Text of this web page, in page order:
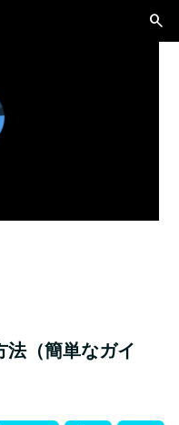
（簡単なガイ